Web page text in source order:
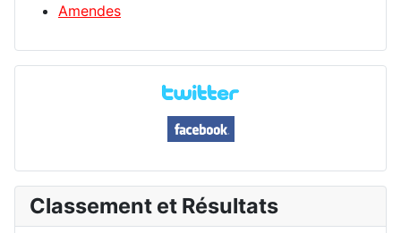
Amendes
Classement et Résultats